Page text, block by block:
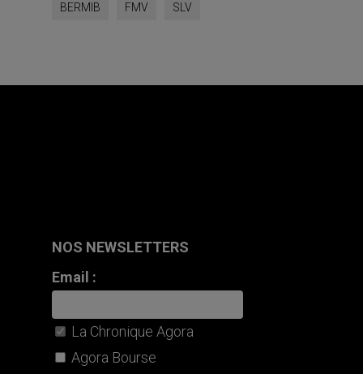
BERMIB FMV SLV
NOS NEWSLETTERS
Email :
La Chronique Agora
Agora Bourse